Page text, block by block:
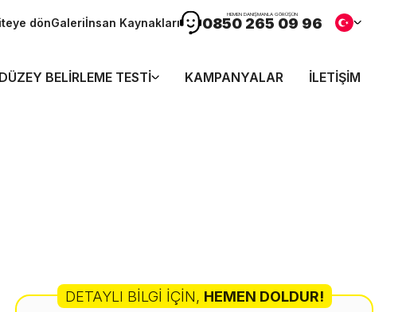
dönGaleriİnsan Kaynakları
HEMEN DANIŞMANLA GÖRÜŞÜN
0850 265 09 96
DÜZEY BELIRLEME TESTI KAMPANYALAR İLETIŞIM
DETAYLI BILGI İÇIN, HEMEN DOLDUR!